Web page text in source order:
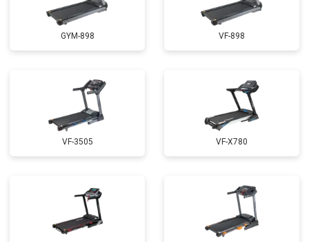
GYM-898 VF-898
VF-3505 VF-X780